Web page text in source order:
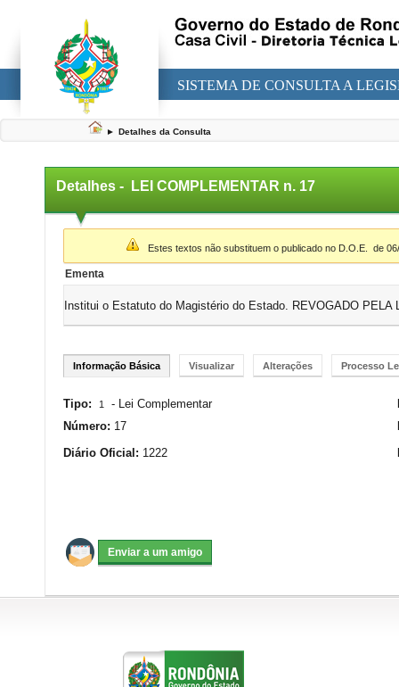
SISTEMA DE CONSULTA A
► Detalhes da Consulta
Detalhes - LEI COMPLEMENTAR n. 17
▼
Estes textos não substituem o publicado no D.O.E. de
Ementa
Institui o Estatuto do Magistério do Estado. REVOGADO PELA
Informação Básica Visualizar Alterações Processo
Tipo: 1 - Lei Complementar
Número: 17
Diário Oficial: 1222